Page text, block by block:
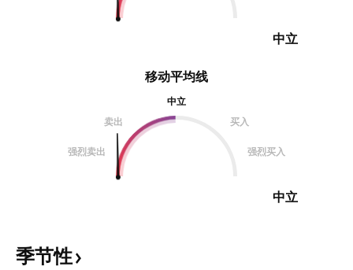
中立
移动平均线
中立
卖出
买入
强烈卖出 强烈买入
中立
季节性